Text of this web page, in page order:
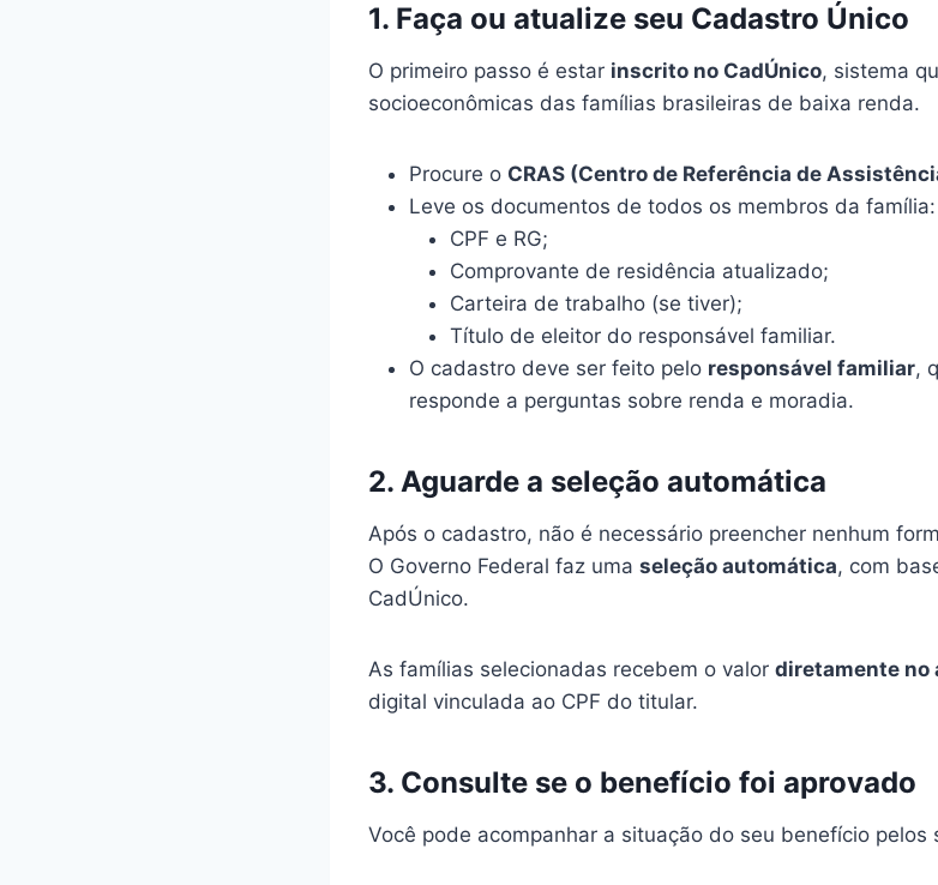
1. Faça ou atualize seu Cadastro Único
O primeiro passo é estar inscrito no CadÚnico, sistema
socioeconômicas das famílias brasileiras de baixa renda.
Procure o CRAS (Centro de Referência de
Leve os documentos de todos os membros da família:
CPF e RG;
Comprovante de residência atualizado;
Carteira de trabalho (se tiver);
Título de eleitor do responsável familiar.
O cadastro deve ser feito pelo responsável familiar,
responde a perguntas sobre renda e moradia.
2. Aguarde a seleção automática
Após o cadastro, não é necessário preencher nenhum
O Governo Federal faz uma seleção automática, com
CadÚnico.
As famílias selecionadas recebem o valor diretamente no
digital vinculada ao CPF do titular.
3. Consulte se o benefício foi aprovado
Você pode acompanhar a situação do seu benefício pelos